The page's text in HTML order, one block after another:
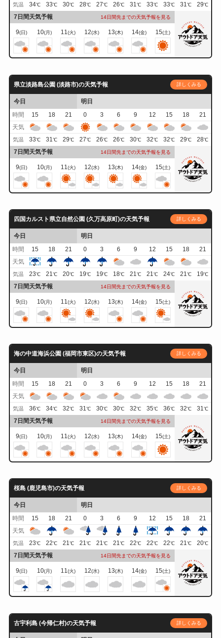
気温 34℃ 33℃ 30℃ 28℃ 27℃ 26℃ 31℃ 33℃ 33℃ 31℃ 29℃
7日間天気予報 14日間先までの天気予報を見る
9(日) 10(月) 11(火) 12(水) 13(木) 14(金) 15(土)
県立淡路島公園 (淡路市)の天気予報 詳しくみる
今日
明日
時間
15 18 21 0 3 6 9 12 15 18
21
天気
気温 33℃ 31℃ 29℃ 27℃ 26℃ 26℃ 30℃ 32℃ 32℃ 29℃ 28℃
7日間天気予報 14日間先までの天気予報を見る
9(日) 10(月) 11 (火) 12(水) 13(木) 14(金) 15(土)
四国カルスト県立自然公園 (久万高原町)の天気予報 詳しくみる
今日
明日
時間
15 18 21 0 3 6 9 12 15 18
21
天気
気温 23℃ 21℃ 20℃ 19℃ 19℃ 18℃ 21℃ 21℃ 24℃ 21℃ 19℃
7日間天気予報 14日間先までの天気予報を見る
9(日) 10(月) 11 (火) 12(水) 13(木) 14(金) 15(土)
海の中道海浜公園 (福岡市東区)の天気予報 詳しくみる
今日
明日
時間
15 18 21 0 3 6 9 12 15 18
21
天気
気温 36℃ 34℃ 32℃ 31℃ 30℃ 30℃ 32℃ 35℃ 36℃ 32℃ 31℃
7日間天気予報 14日間先までの天気予報を見る
9(日) 10(月) 11(火) 12(水) 13(木) 14(金) 15(土)
桜島 (鹿児島市)の天気予報 詳しくみる
今日
明日
時間
15 18 21 0 3 6 9 12 15 18
21
天気
気温 23℃ 22℃ 21℃ 21℃ 21℃ 21℃ 22℃ 22℃ 22℃ 21℃ 20℃
7日間天気予報 14日間先までの天気予報を見る
9(日) 10(月) 11(火) 12(水) 13(木) 14(金) 15(土)
古宇利島 (今帰仁村)の天気予報 詳しくみる